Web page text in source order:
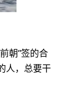
朝”签的合
人，总要干